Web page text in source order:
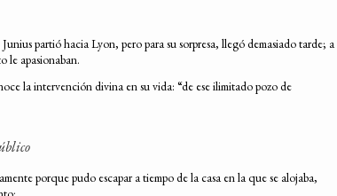
partió hacia Lyon, pero para su sorpresa, llegó demasiado tarde; a
le apasionaban.
la intervención divina en su vida: “de ese ilimitado pozo de
porque pudo escapar a tiempo de la casa en la que se alojaba,